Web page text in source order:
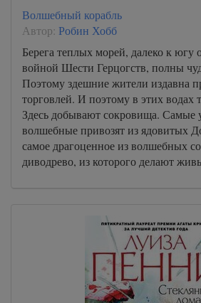
Волшебный корабль
Автор: Робин Хобб
Берега теплых морей, далеко к югу
войной Шести Герцогств, полны
Поэтому здешние жители издавна
торговлей. И поэтому в этих водах
Здесь добывают сокровища. Самые
волшебные привозят из ядовитых
самое драгоценное из волшебных
диводрево, из которого делают